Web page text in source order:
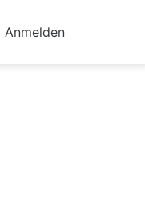
Anmelden